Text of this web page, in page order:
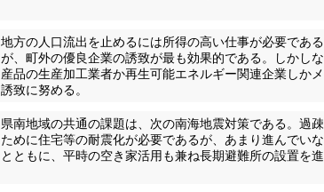
地方の人口流出を止めるには所得の高い仕事が必要であ
が、町外の優良企業の誘致が最も効果的である。しかし
産品の生産加工業者か再生可能エネルギー関連企業しか
誘致に努める。
県南地域の共通の課題は、次の南海地震対策である。過
ために住宅等の耐震化が必要であるが、あまり進んでい
とともに、平時の空き家活用も兼ね長期避難所の設置を進